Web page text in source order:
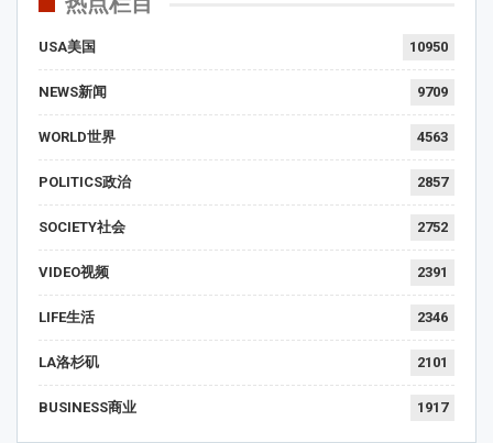
USA美国 10950
NEWS新闻 9709
WORLD世界 4563
POLITICS政治 2857
SOCIETY社会 2752
VIDEO视频 2391
LIFE生活 2346
LA洛杉矶 2101
BUSINESS商业 1917